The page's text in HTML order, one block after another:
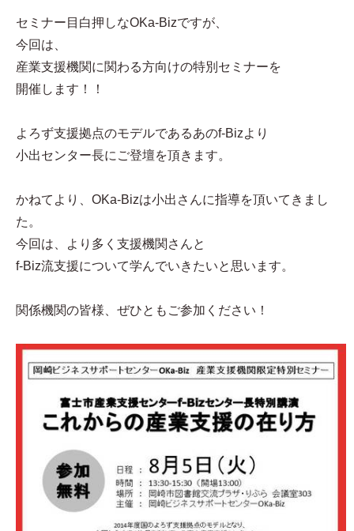
セミナー目白押しなOKa-Bizですが、
今回は、
産業支援機関に関わる方向けの特別セミナーを
開催します！！
よろず支援拠点のモデルであるあのf-Bizより
小出センター長にご登壇を頂きます。
かねてより、OKa-Bizは小出さんに指導を頂いてきまし
た。
今回は、より多く支援機関さんと
f-Biz流支援について学んでいきたいと思います。
関係機関の皆様、ぜひともご参加ください！